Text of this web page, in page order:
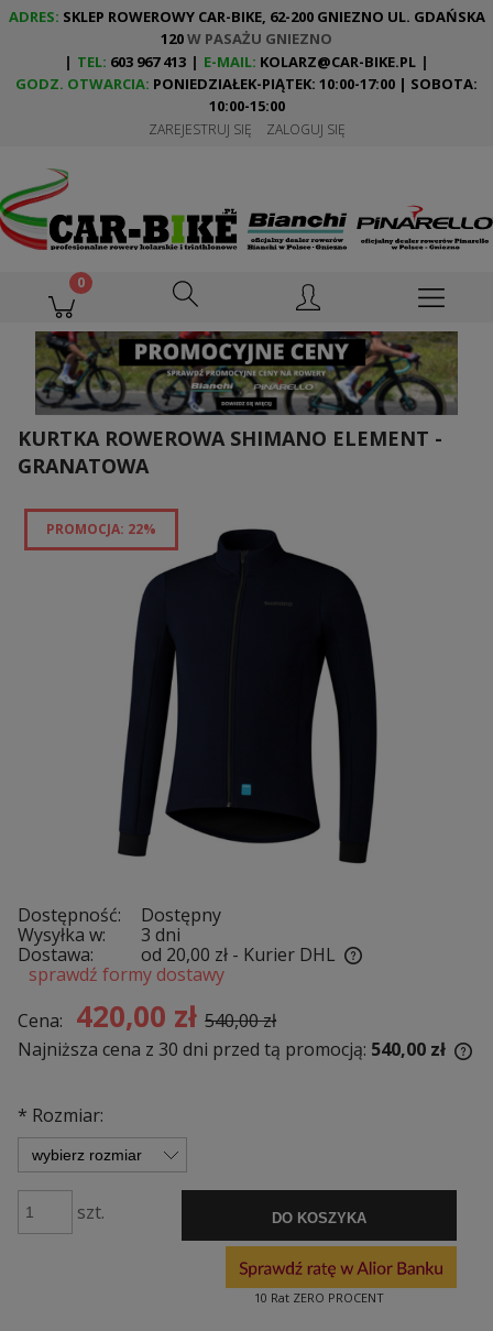
ADRES: SKLEP ROWEROWY CAR-BIKE, 62-200 GNIEZNO UL. GDAŃSKA
120W PASAŻU GNIEZNO
| TEL: 603 967 413 | E-MAIL: KOLARZ@CAR-BIKE.PL |
GODZ. OTWARCIA: PONIEDZIAŁEK-PIĄTEK: 10:00-17:00 | SOBOTA:
10:00-15:00
ZAREJESTRUJ SIĘ ZALOGUJ SIĘ
KURTKA ROWEROWA SHIMANO ELEMENT -
GRANATOWA
PROMOCJA: 22%
Dostępność:
Dostępny
Wysyłka w:
3 dni
Dostawa:
od 20,00 zł - Kurier DHL
Cena nie zawiera ewentualnych kosztów płatności
sprawdź formy dostawy
Cena:
420,00 zł 540,00 zł
Najniższa cena z 30 dni przed tą promocją: 540,00 zł
* Rozmiar:
szt. DO KOSZYKA
10 Rat ZERO PROCENT